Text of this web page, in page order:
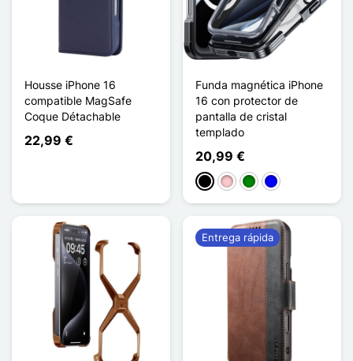
Housse iPhone 16
compatible MagSafe
Coque Détachable
22,99 €
Funda magnética iPhone
16 con protector de
pantalla de cristal
templado
20,99 €
NegroRosaVerdeAzul
Entrega rápida